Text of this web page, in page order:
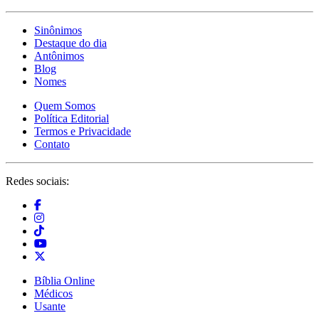
Sinônimos
Destaque do dia
Antônimos
Blog
Nomes
Quem Somos
Política Editorial
Termos e Privacidade
Contato
Redes sociais:
Bíblia Online
Médicos
Usante